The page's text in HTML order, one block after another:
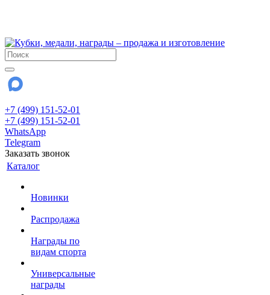
+7 (499) 151-52-01
+7 (499) 151-52-01
WhatsApp
Telegram
Заказать звонок
Каталог
Новинки
Распродажа
Награды по
видам спорта
Универсальные
награды